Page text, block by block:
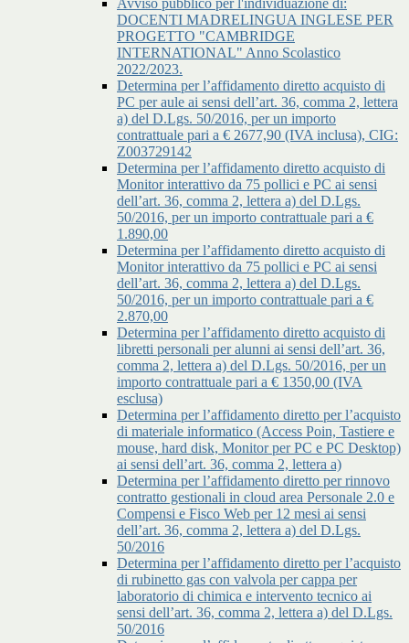
Avviso pubblico per l'individuazione di:
DOCENTI MADRELINGUA INGLESE PER
PROGETTO "CAMBRIDGE
INTERNATIONAL" Anno Scolastico
2022/2023.
Determina per l’affidamento diretto acquisto di
PC per aule ai sensi dell’art. 36, comma 2, lettera
a) del D.Lgs. 50/2016, per un importo
contrattuale pari a € 2677,90 (IVA inclusa), CIG:
Z003729142
Determina per l’affidamento diretto acquisto di
Monitor interattivo da 75 pollici e PC ai sensi
dell’art. 36, comma 2, lettera a) del D.Lgs.
50/2016, per un importo contrattuale pari a €
1.890,00
Determina per l’affidamento diretto acquisto di
Monitor interattivo da 75 pollici e PC ai sensi
dell’art. 36, comma 2, lettera a) del D.Lgs.
50/2016, per un importo contrattuale pari a €
2.870,00
Determina per l’affidamento diretto acquisto di
libretti personali per alunni ai sensi dell’art. 36,
comma 2, lettera a) del D.Lgs. 50/2016, per un
importo contrattuale pari a € 1350,00 (IVA
esclusa)
Determina per l’affidamento diretto per l’acquisto
di materiale informatico (Access Poin, Tastiere e
mouse, hard disk, Monitor per PC e PC Desktop)
ai sensi dell’art. 36, comma 2, lettera a)
Determina per l’affidamento diretto per rinnovo
contratto gestionali in cloud area Personale 2.0 e
Compensi e Fisco Web per 12 mesi ai sensi
dell’art. 36, comma 2, lettera a) del D.Lgs.
50/2016
Determina per l’affidamento diretto per l’acquisto
di rubinetto gas con valvola per cappa per
laboratorio di chimica e intervento tecnico ai
sensi dell’art. 36, comma 2, lettera a) del D.Lgs.
50/2016